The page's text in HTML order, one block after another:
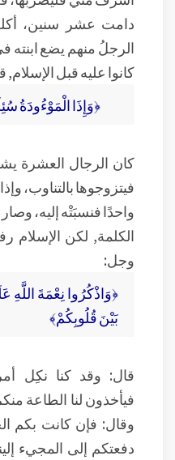
دامت عشر سنين،
الرجلُ منهم يضع ابنته
كانوا عليه قبل الإسلام,
﴿وَإِذَا الْمَوْءُودَةُ
كان الرجال العشرة
فيتزوجوها بالتناوب،
واحدًا فنسبَتْه إليه، وصار
الكلمة, لكن الإسلام
وجل:
﴿وَاذْكُرُوا نِعْمَةَ اللَّهِ
بَيْنَ قُلُوبِكُمْ﴾
قال: وقد كنا نكِل
فيأخذون لنا الطاعة
وقال: فإن كانت بكم
دفعتكم إلى المجيء